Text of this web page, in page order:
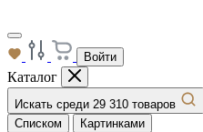
Войти
Каталог
Искать среди 29 310 товаров
Списком
Картинками